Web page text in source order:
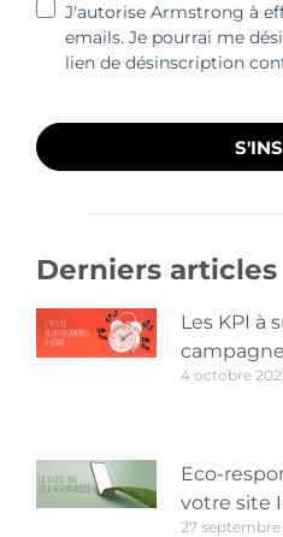
J'autorise Armstrong à
emails. Je pourrai me
lien de désinscription
Derniers articles
Les KPI à
4 octobre
Eco-
votre site
27 septembre